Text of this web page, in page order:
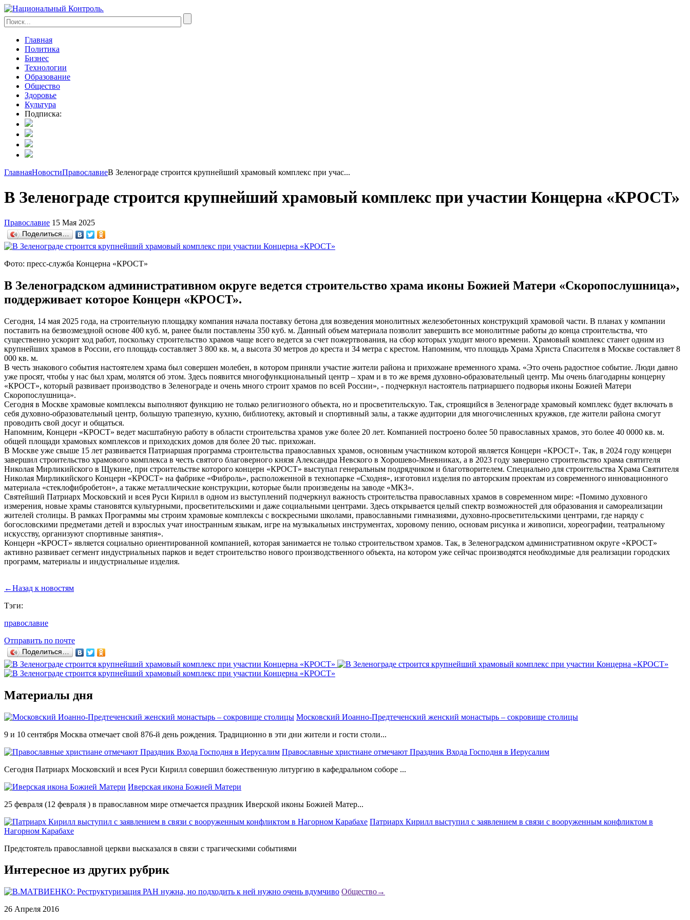
Главная
Политика
Бизнес
Технологии
Образование
Общество
Здоровье
Культура
Подписка:
ГлавнаяНовостиПравославиеВ Зеленограде строится крупнейший храмовый комплекс при учас...
В Зеленограде строится крупнейший храмовый комплекс при участии Концерна «КРОСТ»
Православие 15 Мая 2025
Поделиться…
Фото: пресс-служба Концерна «КРОСТ»
В Зеленоградском административном округе ведется строительство храма иконы Божией Матери «Скоропослушница»,
поддерживает которое Концерн «КРОСТ».
Сегодня, 14 мая 2025 года, на строительную площадку компания начала поставку бетона для возведения монолитных железобетонных конструкций храмовой части. В планах у компании
поставить на безвозмездной основе 400 куб. м, ранее были поставлены 350 куб. м. Данный объем материала позволит завершить все монолитные работы до конца строительства, что
существенно ускорит ход работ, поскольку строительство храмов чаще всего ведется за счет пожертвования, на сбор которых уходит много времени. Храмовый комплекс станет одним из
крупнейших храмов в России, его площадь составляет 3 800 кв. м, а высота 30 метров до креста и 34 метра с крестом. Напомним, что площадь Храма Христа Спасителя в Москве составляет 8
000 кв. м.
В честь знакового события настоятелем храма был совершен молебен, в котором приняли участие жители района и прихожане временного храма. «Это очень радостное событие. Люди давно
уже просят, чтобы у нас был храм, молятся об этом. Здесь появится многофункциональный центр – храм и в то же время духовно-образовательный центр. Мы очень благодарны концерну
«КРОСТ», который развивает производство в Зеленограде и очень много строит храмов по всей России», - подчеркнул настоятель патриаршего подворья иконы Божией Матери
Скоропослушница».
Сегодня в Москве храмовые комплексы выполняют функцию не только религиозного объекта, но и просветительскую. Так, строящийся в Зеленограде храмовый комплекс будет включать в
себя духовно-образовательный центр, большую трапезную, кухню, библиотеку, актовый и спортивный залы, а также аудитории для многочисленных кружков, где жители района смогут
проводить свой досуг и общаться.
Напомним, Концерн «КРОСТ» ведет масштабную работу в области строительства храмов уже более 20 лет. Компанией построено более 50 православных храмов, это более 40 0000 кв. м.
общей площади храмовых комплексов и приходских домов для более 20 тыс. прихожан.
В Москве уже свыше 15 лет развивается Патриаршая программа строительства православных храмов, основным участником которой является Концерн «КРОСТ». Так, в 2024 году концерн
завершил строительство храмового комплекса в честь святого благоверного князя Александра Невского в Хорошево-Мневниках, а в 2023 году завершено строительство храма святителя
Николая Мирликийского в Щукине, при строительстве которого концерн «КРОСТ» выступал генеральным подрядчиком и благотворителем. Специально для строительства Храма Святителя
Николая Мирликийского Концерн «КРОСТ» на фабрике «Фиброль», расположенной в технопарке «Сходня», изготовил изделия по авторским проектам из современного инновационного
материала «стеклофибробетон», а также металлические конструкции, которые были произведены на заводе «МКЗ».
Святейший Патриарх Московский и всея Руси Кирилл в одном из выступлений подчеркнул важность строительства православных храмов в современном мире: «Помимо духовного
измерения, новые храмы становятся культурными, просветительскими и даже социальными центрами. Здесь открывается целый спектр возможностей для образования и самореализации
жителей столицы. В рамках Программы мы строим храмовые комплексы с воскресными школами, православными гимназиями, духовно-просветительскими центрами, где наряду с
богословскими предметами детей и взрослых учат иностранным языкам, игре на музыкальных инструментах, хоровому пению, основам рисунка и живописи, хореографии, театральному
искусству, организуют спортивные занятия».
Концерн «КРОСТ» является социально ориентированной компанией, которая занимается не только строительством храмов. Так, в Зеленоградском административном округе «КРОСТ»
активно развивает сегмент индустриальных парков и ведет строительство нового производственного объекта, на котором уже сейчас производятся необходимые для реализации городских
программ, материалы и индустриальные изделия.
←Назад к новостям
Тэги:
православие
Отправить по почте
Поделиться…
Материалы дня
Московский Иоанно-Предтеченский женский монастырь – сокровище столицы
9 и 10 сентября Москва отмечает свой 876-й день рождения. Традиционно в эти дни жители и гости столи...
Православные христиане отмечают Праздник Входа Господня в Иерусалим
Сегодня Патриарх Московский и всея Руси Кирилл совершил божественную литургию в кафедральном соборе ...
Иверская икона Божией Матери
25 февраля (12 февраля ) в православном мире отмечается праздник Иверской иконы Божией Матер...
Патриарх Кирилл выступил с заявлением в связи с вооруженным конфликтом в
Нагорном Карабахе
Предстоятель православной церкви высказался в связи с трагическими событиями
Интересное из других рубрик
Общество→
26 Апреля 2016